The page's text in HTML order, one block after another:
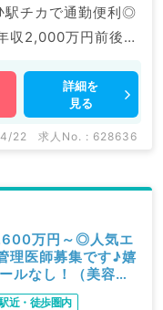
駅チカで通勤便利◎
収2,000万円前後の
ックなどの医療機
下さい。
詳細を
見る
22 求人No. : 628636
万円～◎人気エ
理医師募集です♪嬉
ルなし！（美容皮
近・徒歩圏内